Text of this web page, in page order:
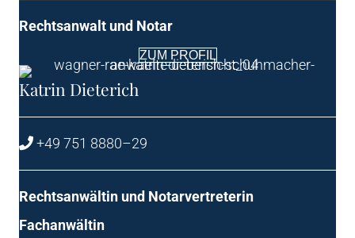
Rechts­an­walt und Notar
ZUM PRO­FIL
Kat­rin Dieterich
+49 751 8880–29
Rechts­an­wäl­tin und Notarvertreterin
Fach­an­wäl­tin